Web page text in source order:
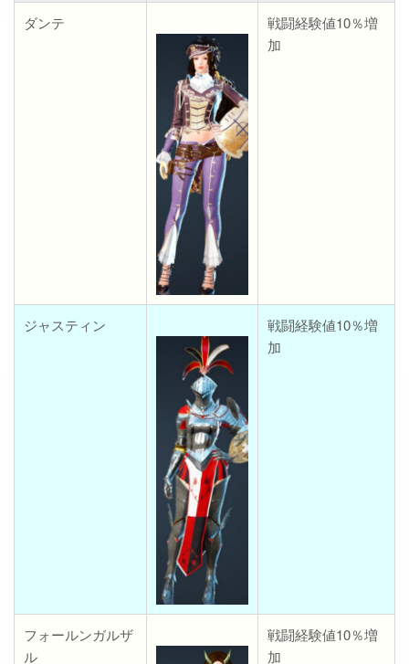
ダンテ
戦闘経験値10％増
加
ジャスティン
戦闘経験値10％増
加
フォールンガルザ
ル
戦闘経験値10％増
加